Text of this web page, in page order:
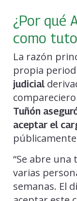
¿Por qué
como
La razón
propia
judicial
Tuñón
aceptar el
“Se abre
varias
semanas. El